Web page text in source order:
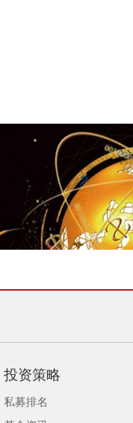
投资策略
私募排名